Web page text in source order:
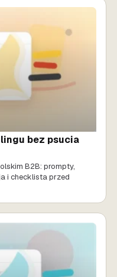
bez psucia
B2B: prompty,
i checklista przed